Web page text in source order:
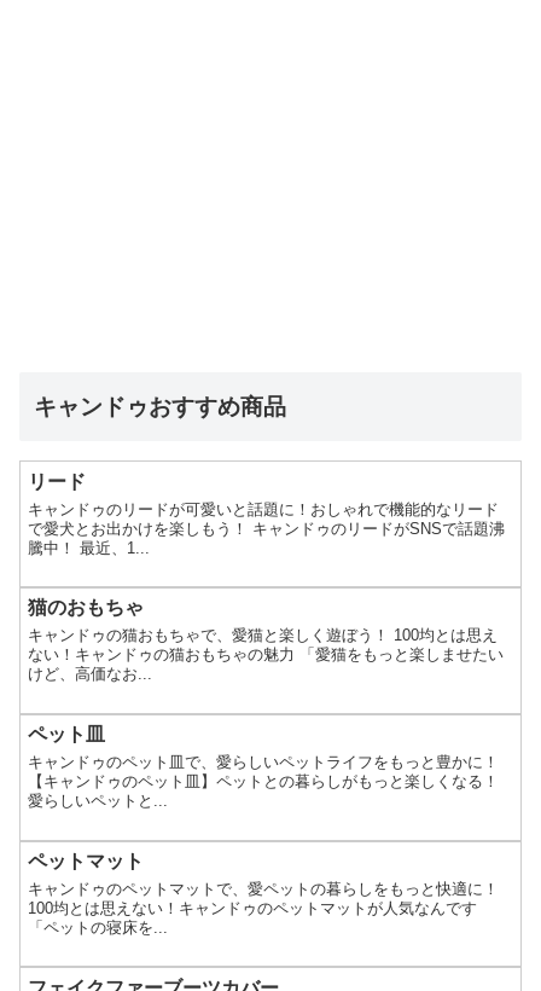
キャンドゥおすすめ商品
リード
キャンドゥのリードが可愛いと話題に！おしゃれで機能的なリード
で愛犬とお出かけを楽しもう！ キャンドゥのリードがSNSで話題沸
騰中！ 最近、1...
猫のおもちゃ
キャンドゥの猫おもちゃで、愛猫と楽しく遊ぼう！ 100均とは思え
ない！キャンドゥの猫おもちゃの魅力 「愛猫をもっと楽しませたい
けど、高価なお...
ペット皿
キャンドゥのペット皿で、愛らしいペットライフをもっと豊かに！
【キャンドゥのペット皿】ペットとの暮らしがもっと楽しくなる！
愛らしいペットと...
ペットマット
キャンドゥのペットマットで、愛ペットの暮らしをもっと快適に！
100均とは思えない！キャンドゥのペットマットが人気なんです
「ペットの寝床を...